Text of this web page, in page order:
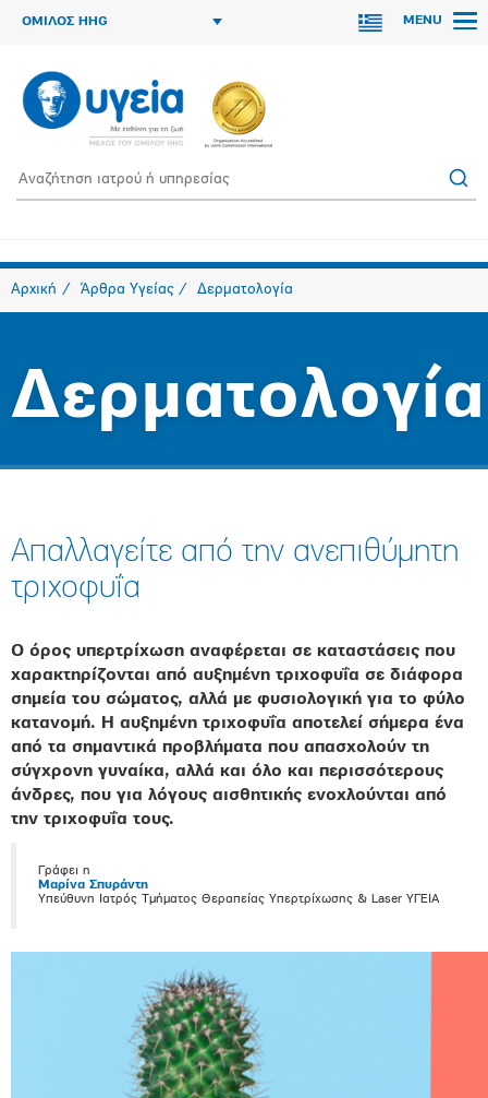
ΟΜΙΛΟΣ HHG MENU
Αρχική Άρθρα Υγείας Δερματολογία
Δερματολογία
Απαλλαγείτε από την ανεπιθύμητη
τριχοφυΐα
Ο όρος υπερτρίχωση αναφέρεται σε καταστάσεις που
χαρακτηρίζονται από αυξημένη τριχοφυΐα σε διάφορα
σημεία του σώματος, αλλά με φυσιολογική για το φύλο
κατανομή. Η αυξημένη τριχοφυΐα αποτελεί σήμερα ένα
από τα σημαντικά προβλήματα που απασχολούν τη
σύγχρονη γυναίκα, αλλά και όλο και περισσότερους
άνδρες, που για λόγους αισθητικής ενοχλούνται από
την τριχοφυΐα τους.
Γράφει η
Μαρίνα Σπυράντη
Υπεύθυνη Ιατρός Τμήματος Θεραπείας Υπερτρίχωσης & Laser ΥΓΕΙΑ